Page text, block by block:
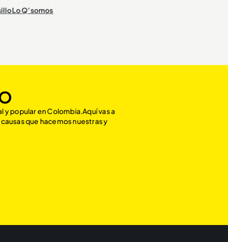
Lo Q’somos
y popular en Colombia.Aquí vas a
que hacemos nuestras y